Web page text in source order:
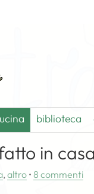
biblioteca
in casa
,altro • 8 commenti